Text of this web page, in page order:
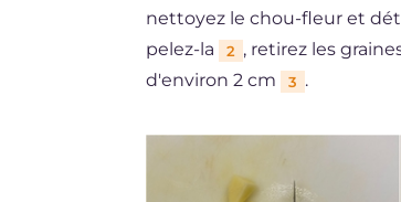
nettoyez le chou-fleur et
pelez-la
2 , retirez les
d'environ 2 cm
3 .